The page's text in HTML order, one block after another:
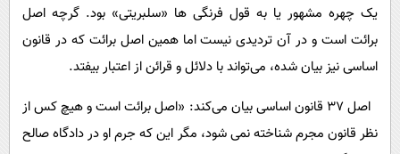
بین الملل
یک چهره مشهور یا به قول فرنگی ها «سلبریتی» بود. گرچه اصل
برائت است و در آن تردیدی نیست اما همین اصل برائت که در قانون
اساسی نیز بیان شده، می‌تواند با دلائل و قرائن از اعتبار بیفتد.
اصل 37 قانون اساسی بیان می‌کند: «اصل برائت است و هیچ کس از
نظر قانون مجرم شناخته نمی شود، مگر این که جرم او در دادگاه صالح